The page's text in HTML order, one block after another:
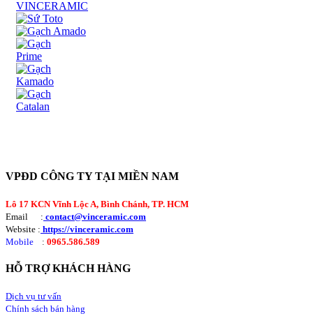
VPĐD CÔNG TY TẠI MIỀN NAM
Lô 17 KCN Vĩnh Lộc A, Bình Chánh, TP. HCM
Email : contact@vinceramic.com
Website : https://vinceramic.com
Mobile : 0965.586.589
HỖ TRỢ KHÁCH HÀNG
Dịch vụ tư vấn
Chính sách bán hàng